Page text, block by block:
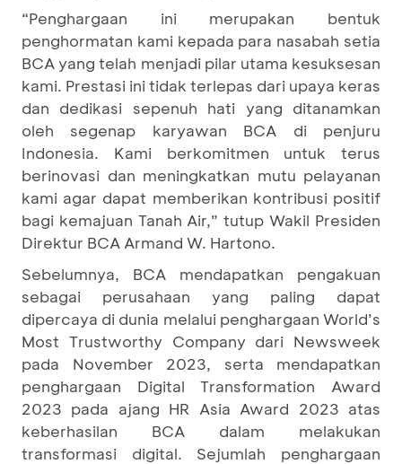
“Penghargaan ini merupakan bentuk
penghormatan kami kepada para nasabah setia
BCA yang telah menjadi pilar utama kesuksesan
kami. Prestasi ini tidak terlepas dari upaya keras
dan dedikasi sepenuh hati yang ditanamkan
oleh segenap karyawan BCA di penjuru
Indonesia. Kami berkomitmen untuk terus
berinovasi dan meningkatkan mutu pelayanan
kami agar dapat memberikan kontribusi positif
bagi kemajuan Tanah Air,” tutup Wakil Presiden
Direktur BCA Armand W. Hartono.
Sebelumnya, BCA mendapatkan pengakuan
sebagai perusahaan yang paling dapat
dipercaya di dunia melalui penghargaan World’s
Most Trustworthy Company dari Newsweek
pada November 2023, serta mendapatkan
penghargaan Digital Transformation Award
2023 pada ajang HR Asia Award 2023 atas
keberhasilan BCA dalam melakukan
transformasi digital. Sejumlah penghargaan